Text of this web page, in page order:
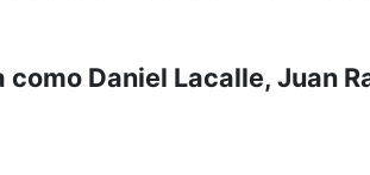
Daniel Lacalle, Juan